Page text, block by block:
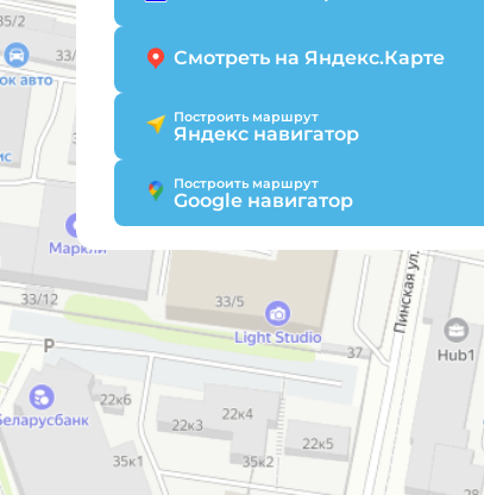
Смотреть на Яндекс.Карте
Построить маршрут
Яндекс навигатор
Построить маршрут
Google навигатор